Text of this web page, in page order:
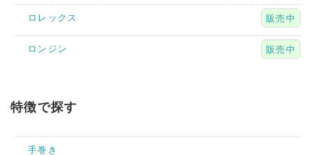
ロレックス 販売中
ロンジン 販売中
特徴で探す
手巻き